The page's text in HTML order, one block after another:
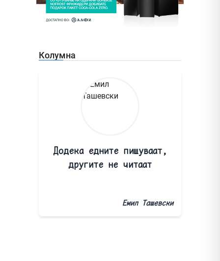
Колумна
Додека едните пишуваат,
другите не читаат
Емил Ташевски